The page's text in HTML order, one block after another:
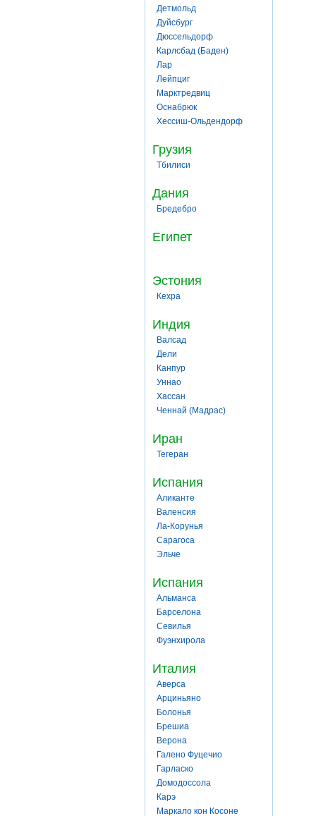
Детмольд
Дуйсбург
Дюссельдорф
Карлсбад (Баден)
Лар
Лейпциг
Марктредвиц
Оснабрюк
Хессиш-Ольдендорф
Грузия
Тбилиси
Дания
Бредебро
Египет
Эстония
Кехра
Индия
Валсад
Дели
Канпур
Уннао
Хассан
Ченнай (Мадрас)
Иран
Тегеран
Испания
Аликанте
Валенсия
Ла-Корунья
Сарагоса
Эльче
Испания
Альманса
Барселона
Севилья
Фуэнхирола
Италия
Аверса
Арциньяно
Болонья
Брешиа
Верона
Галено Фуцечио
Гарласко
Домодоссола
Карэ
Маркало кон Косоне